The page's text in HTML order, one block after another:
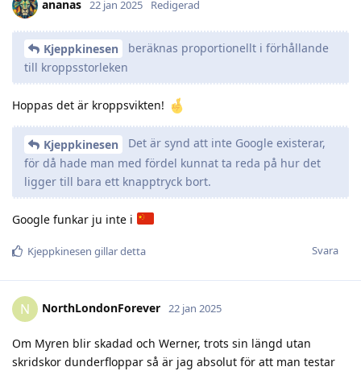
ananas 22 jan 2025 Redigerad
Kjeppkinesen
beräknas proportionellt i förhållande
till kroppsstorleken
Hoppas det är kroppsvikten!
Kjeppkinesen
Det är synd att inte Google existerar,
för då hade man med fördel kunnat ta reda på hur det
ligger till bara ett knapptryck bort.
Google funkar ju inte i
Svara
Kjeppkinesen gillar detta
N NorthLondonForever 22 jan 2025
Om Myren blir skadad och Werner, trots sin längd utan
skridskor dunderfloppar så är jag absolut för att man testar